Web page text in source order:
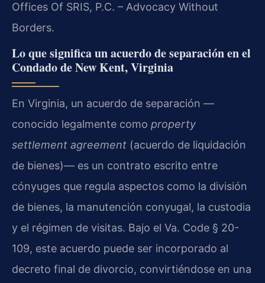
Offices Of SRIS, P.C. – Advocacy Without
Borders.
Lo que significa un acuerdo de separación en el
Condado de New Kent, Virginia
En Virginia, un acuerdo de separación —
conocido legalmente como property
settlement agreement (acuerdo de liquidación
de bienes)— es un contrato escrito entre
cónyuges que regula aspectos como la división
de bienes, la manutención conyugal, la custodia
y el régimen de visitas. Bajo el Va. Code § 20-
109, este acuerdo puede ser incorporado al
decreto final de divorcio, convirtiéndose en una